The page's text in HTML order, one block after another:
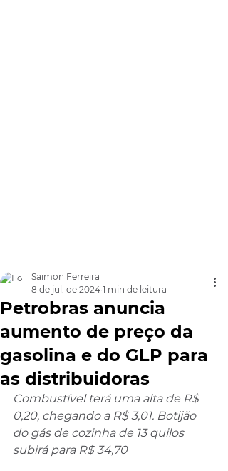
Petrobras anuncia
aumento de preço da
gasolina e do GLP para
as distribuidoras
Saimon Ferreira
8 de jul. de 2024 1 min de leitura
Combustível terá uma alta de R$
0,20, chegando a R$ 3,01. Botijão
do gás de cozinha de 13 quilos
subirá para R$ 34,70